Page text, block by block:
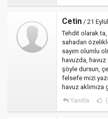
Cetin / 21
Tehdit olarak
sahadan
sayım olumlu
havuzda,
şöyle dursun,
felsefe mizi
havuz
Yanıtla